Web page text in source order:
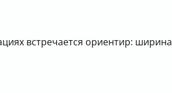
встречается ориентир: ширина